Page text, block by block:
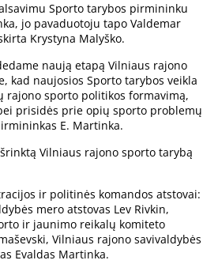
Sporto tarybos pirmininku
jo pavaduotoju tapo Valdemar
Krystyna Malyško.
naują etapą Vilniaus rajono
kad naujosios Sporto tarybos veikla
rajono sporto politikos formavimą,
prisidės prie opių sporto problemų
E. Martinka.
Vilniaus rajono sporto tarybą
ir politinės komandos atstovai:
mero atstovas Lev Rivkin,
ir jaunimo reikalų komiteto
Vilniaus rajono savivaldybės
Evaldas Martinka.